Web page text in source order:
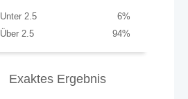
Unter 2.5 %
6
Über 2.5
%
94
Exaktes Ergebnis